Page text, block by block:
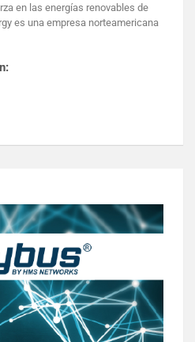
en las energías renovables de
es una empresa norteamericana